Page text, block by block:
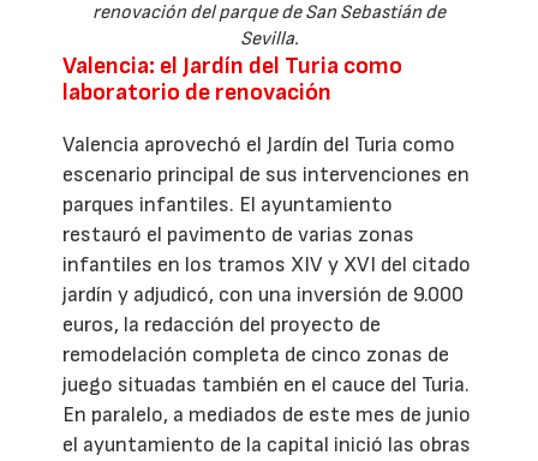
renovación del parque de San Sebastián de
Sevilla.
Valencia: el Jardín del Turia como
laboratorio de renovación
Valencia aprovechó el Jardín del Turia como
escenario principal de sus intervenciones en
parques infantiles. El ayuntamiento
restauró el pavimento de varias zonas
infantiles en los tramos XIV y XVI del citado
jardín y adjudicó, con una inversión de 9.000
euros, la redacción del proyecto de
remodelación completa de cinco zonas de
juego situadas también en el cauce del Turia.
En paralelo, a mediados de este mes de junio
el ayuntamiento de la capital inició las obras